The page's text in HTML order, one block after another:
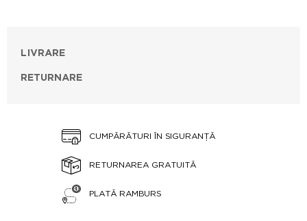
LIVRARE
RETURNARE
CUMPĂRĂTURI ÎN SIGURANȚĂ
RETURNAREA GRATUITĂ
PLATĂ RAMBURS